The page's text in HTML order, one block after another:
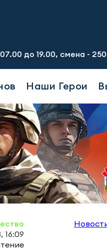
- 2500 рублей.
Наши Герои
16:09